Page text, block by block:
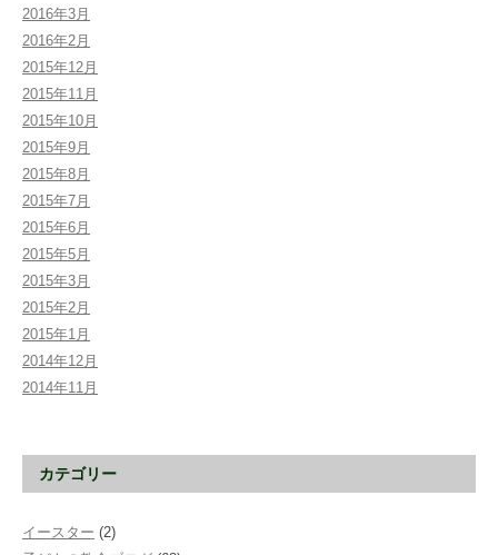
2016年3月
2016年2月
2015年12月
2015年11月
2015年10月
2015年9月
2015年8月
2015年7月
2015年6月
2015年5月
2015年3月
2015年2月
2015年1月
2014年12月
2014年11月
カテゴリー
イースター (2)